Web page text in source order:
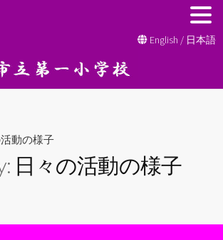
English / 日本語
動の様子
日々の活動の様子